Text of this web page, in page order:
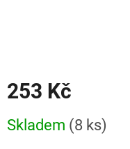
253 Kč
cena:
Skladem (8 ks)